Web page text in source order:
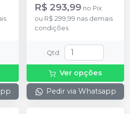
R$ 293,99 no Pix
ou R$ 299,99 nas demais
condições
Qtd :
Ver opções
Pedir via Whatsapp